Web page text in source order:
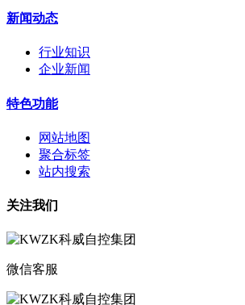
新闻动态
行业知识
企业新闻
特色功能
网站地图
聚合标签
站内搜索
关注我们
微信客服